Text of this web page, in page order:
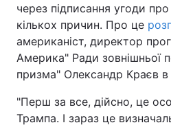
через підписання угоди
кількох причин. Про це
американіст, директор
Америка" Ради зовнішньої
призма" Олександр Краєв в
"Перш за все, дійсно, це
Трампа. І зараз це